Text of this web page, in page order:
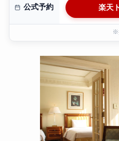
公式予約 楽天
※